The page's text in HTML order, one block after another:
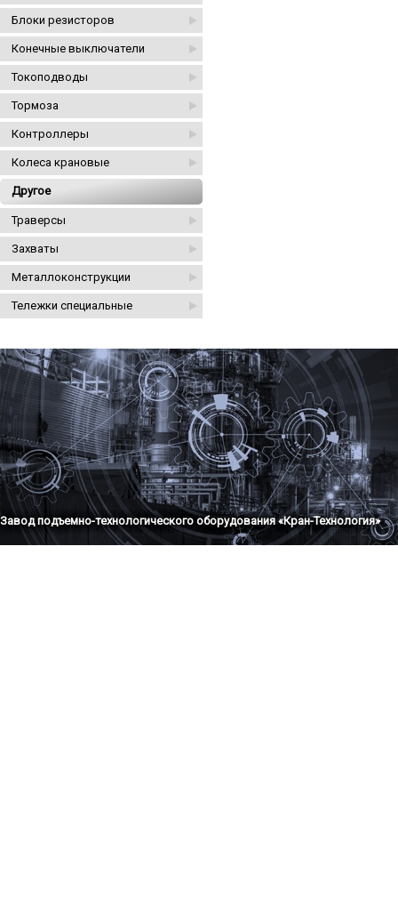
Блоки резисторов
Конечные выключатели
Токоподводы
Тормоза
Контроллеры
Колеса крановые
Другое
Траверсы
Захваты
Металлоконструкции
Тележки специальные
Завод подъемно-технологического оборудования «Кран-Технология»